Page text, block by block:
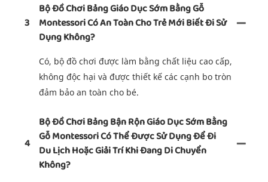
3
Bộ Đồ Chơi Bảng Giáo Dục Sớm Bằng Gỗ
Montessori Có An Toàn Cho Trẻ Mới Biết Đi Sử
Dụng Không?
Có, bộ đồ chơi được làm bằng chất liệu cao cấp,
không độc hại và được thiết kế các cạnh bo tròn
đảm bảo an toàn cho bé.
4
Bộ Đồ Chơi Bảng Bận Rộn Giáo Dục Sớm Bằng
Gỗ Montessori Có Thể Được Sử Dụng Để Đi
Du Lịch Hoặc Giải Trí Khi Đang Di Chuyển
Không?